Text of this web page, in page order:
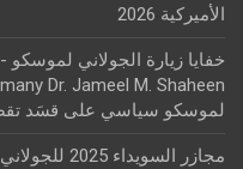
الأميركية 2026
لموسكو سياسي على قسَد